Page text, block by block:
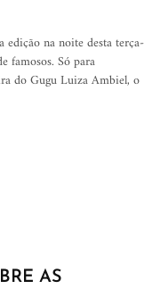
edição na noite desta terça-
famosos. Só para
do Gugu Luiza Ambiel, o
AS